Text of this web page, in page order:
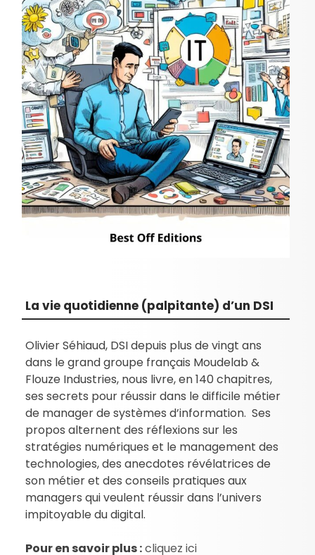
La vie quotidienne (palpitante) d’un DSI
Olivier Séhiaud, DSI depuis plus de vingt ans
dans le grand groupe français Moudelab &
Flouze Industries, nous livre, en 140 chapitres,
ses secrets pour réussir dans le difficile métier
de manager de systèmes d’information. Ses
propos alternent des réflexions sur les
stratégies numériques et le management des
technologies, des anecdotes révélatrices de
son métier et des conseils pratiques aux
managers qui veulent réussir dans l’univers
impitoyable du digital.
Pour en savoir plus :cliquez ici